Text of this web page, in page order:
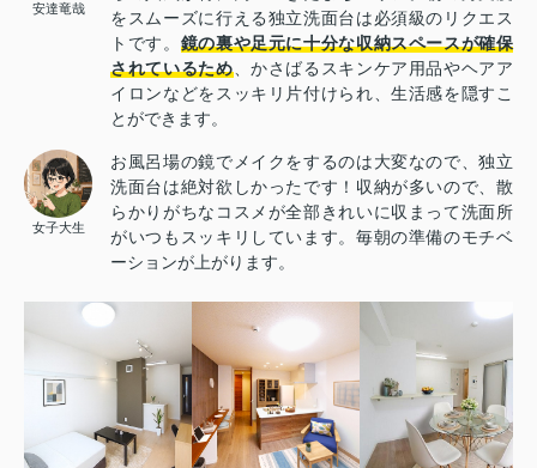
安達竜哉
をスムーズに行える独立洗面台は必須級のリクエス
トです。 鏡の裏や足元に十分な収納スペースが確保
されているため、かさばるスキンケア用品やヘアア
イロンなどをスッキリ片付けられ、生活感を隠すこ
とができます。
女子大生
お風呂場の鏡でメイクをするのは大変なので、独立
洗面台は絶対欲しかったです！収納が多いので、散
らかりがちなコスメが全部きれいに収まって洗面所
がいつもスッキリしています。毎朝の準備のモチベ
ーションが上がります。